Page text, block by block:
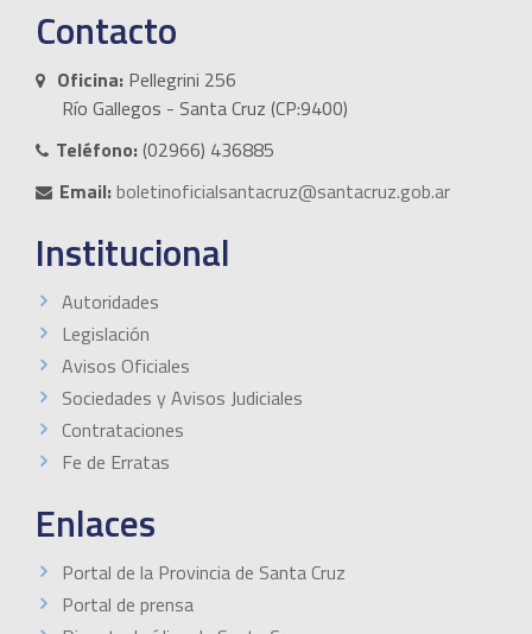
Contacto
Oficina: Pellegrini 256
Río Gallegos - Santa Cruz (CP:9400)
Teléfono:(02966) 436885
Email:boletinoficialsantacruz@santacruz.gob.ar
Institucional
Autoridades
Legislación
Avisos Oficiales
Sociedades y Avisos Judiciales
Contrataciones
Fe de Erratas
Enlaces
Portal de la Provincia de Santa Cruz
Portal de prensa